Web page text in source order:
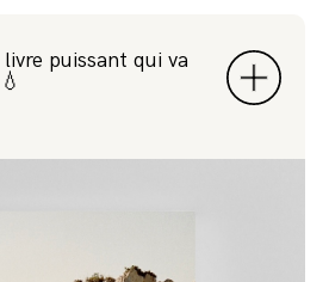
puissant qui va